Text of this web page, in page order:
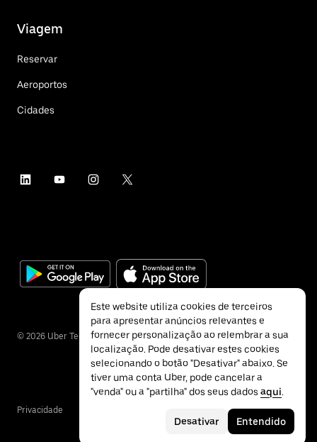
Viagem
Reservar
Aeroportos
Cidades
© 2026 Uber Technologies Inc.
Privacidade
Este website utiliza cookies de terceiros
para apresentar anúncios relevantes e
fornecer personalização ao relembrar a sua
localização. Pode desativar estes cookies
selecionando o botão "Desativar" abaixo. Se
tiver uma conta Uber, pode cancelar a
"venda" ou a "partilha" dos seus dados aqui.
Desativar Entendido